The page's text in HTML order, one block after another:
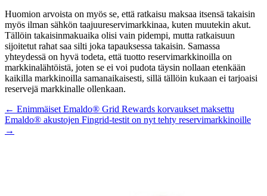
Huomion arvoista on myös se, että ratkaisu maksaa itsensä takaisin
myös ilman sähkön taajuureservimarkkinaa, kuten muutekin akut.
Tällöin takaisinmakuaika olisi vain pidempi, mutta ratkaisuun
sijoitetut rahat saa silti joka tapauksessa takaisin. Samassa
yhteydessä on hyvä todeta, että tuotto reservimarkkinoilla on
markkinalähtöistä, joten se ei voi pudota täysin nollaan etenkään
kaikilla markkinoilla samanaikaisesti, sillä tällöin kukaan ei tarjoaisi
reservejä markkinalle ollenkaan.
Posts
navigation
← Enimmäiset Emaldo® Grid Rewards korvaukset maksettu
Emaldo® akustojen Fingrid-testit on nyt tehty reservimarkkinoille
→